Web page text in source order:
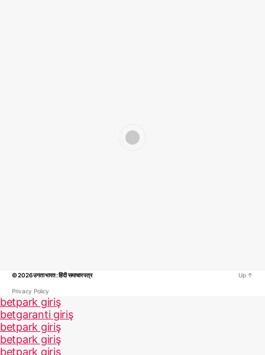
© 2026उगता भारत : हिंदी समाचार पत्र
Privacy Policy
Up ↑
betpark giriş
betgaranti giriş
betpark giriş
betpark giriş
betpark giriş